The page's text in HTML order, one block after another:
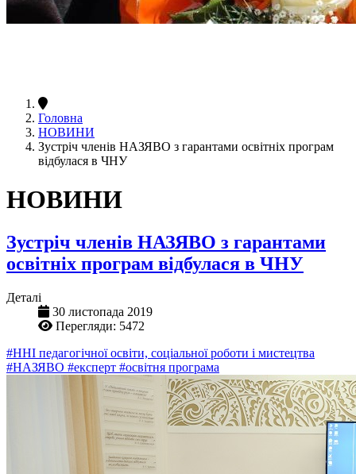
Головна
НОВИНИ
Зустріч членів НАЗЯВО з гарантами освітніх програм
відбулася в ЧНУ
НОВИНИ
Зустріч членів НАЗЯВО з гарантами
освітніх програм відбулася в ЧНУ
Деталі
30 листопада 2019
Перегляди: 5472
#ННІ педагогічної освіти, соціальної роботи і мистецтва
#НАЗЯВО #експерт #освітня програма